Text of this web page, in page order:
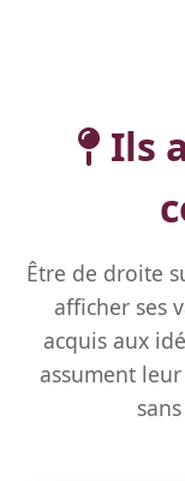
Ils
Être de droite
afficher ses
acquis aux
assument